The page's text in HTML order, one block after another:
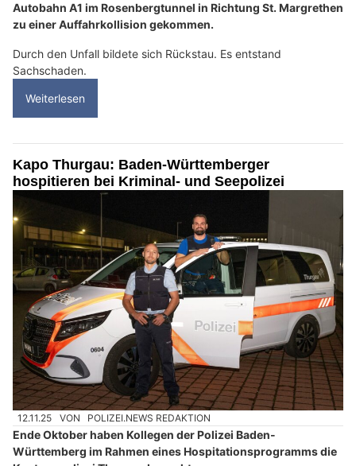
Autobahn A1 im Rosenbergtunnel in Richtung St. Margrethen
zu einer Auffahrkollision gekommen.
Durch den Unfall bildete sich Rückstau. Es entstand
Sachschaden.
Weiterlesen
Kapo Thurgau: Baden-Württemberger
hospitieren bei Kriminal- und Seepolizei
12.11.25 VON POLIZEI.NEWS REDAKTION
Ende Oktober haben Kollegen der Polizei Baden-
Württemberg im Rahmen eines Hospitationsprogramms die